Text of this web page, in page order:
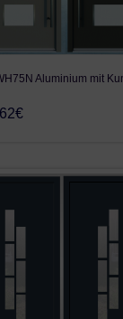
Aluminium mit